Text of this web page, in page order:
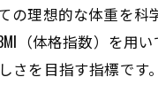
ダイエット成
体重管理の落
の理想的な体重を
（体格指数）を
さを目指す指標で